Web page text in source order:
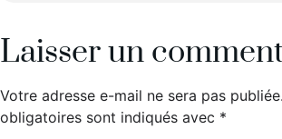
Laisser un
Votre adresse e-mail ne sera pas publiée.
obligatoires sont indiqués avec *